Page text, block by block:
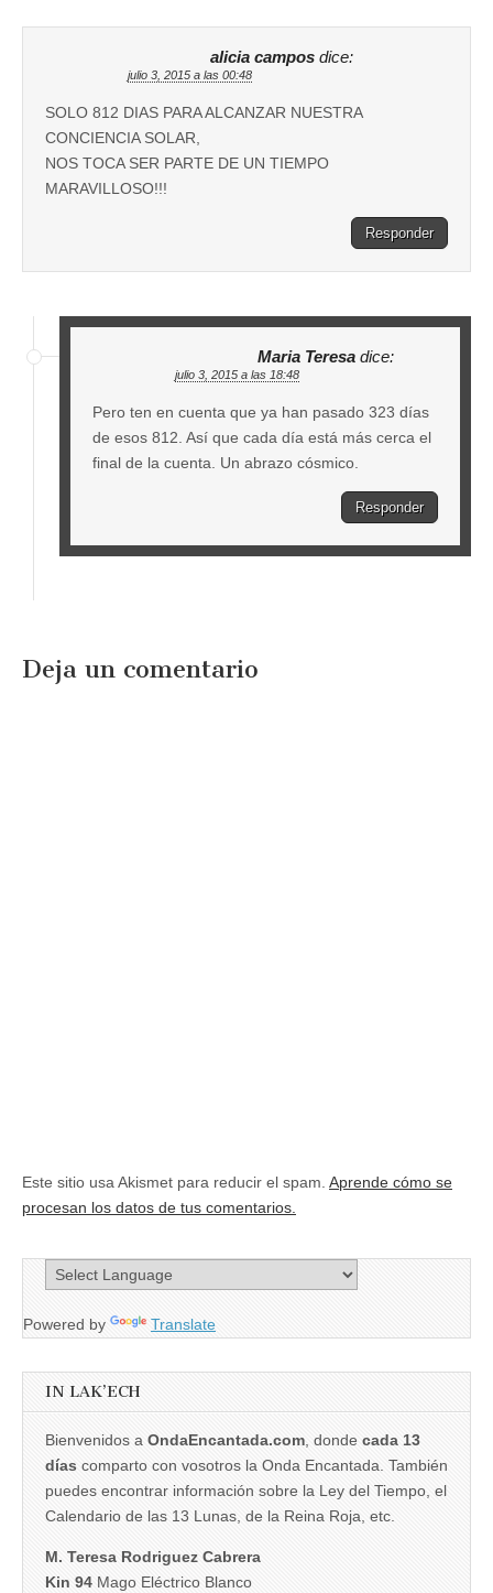
alicia campos dice:
julio 3, 2015 a las 00:48
SOLO 812 DIAS PARA ALCANZAR NUESTRA
CONCIENCIA SOLAR,
NOS TOCA SER PARTE DE UN TIEMPO
MARAVILLOSO!!!
Responder
Maria Teresa dice:
julio 3, 2015 a las 18:48
Pero ten en cuenta que ya han pasado 323 días
de esos 812. Así que cada día está más cerca el
final de la cuenta. Un abrazo cósmico.
Responder
Deja un comentario
Este sitio usa Akismet para reducir el spam. Aprende cómo se
procesan los datos de tus comentarios.
Powered by Translate
IN LAK’ECH
Bienvenidos a OndaEncantada.com , donde cada 13
días comparto con vosotros la Onda Encantada. También
puedes encontrar información sobre la Ley del Tiempo, el
Calendario de las 13 Lunas, de la Reina Roja, etc.
M. Teresa Rodriguez Cabrera
Kin 94 Mago Eléctrico Blanco